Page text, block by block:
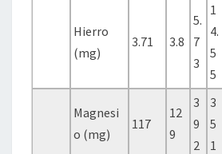
Hierro
(mg)
3.71 3.8
5.
7
3
1
4.
5
5
Magnesi
o (mg)
117
12
9
3
9
2
3
5
1